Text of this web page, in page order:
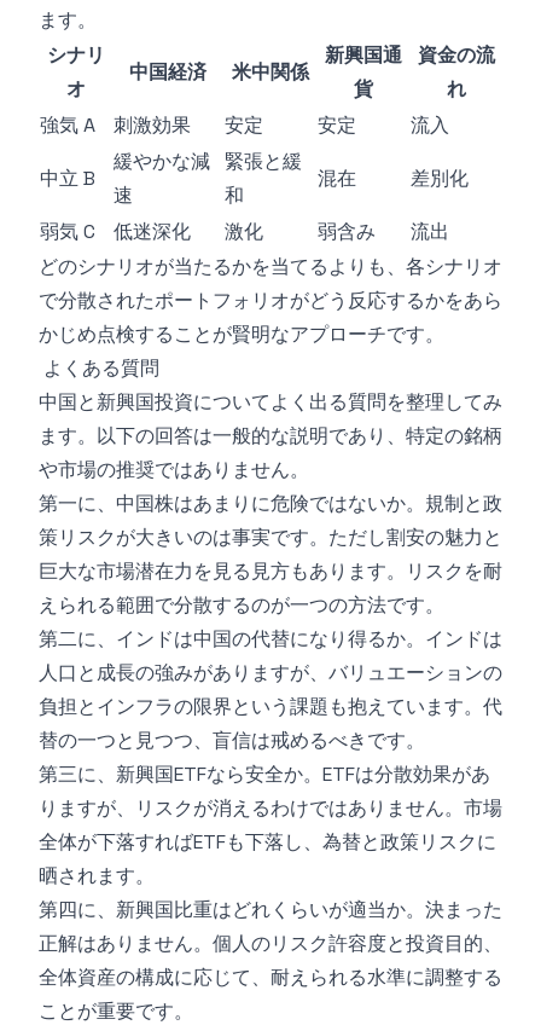
ます。
シナリ
オ
中国経済 米中関係
新興国通
貨
資金の流
れ
強気 A
刺激効果 安定 安定 流入
中立 B
緩やかな減
速
緊張と緩
和
混在 差別化
弱気 C 低迷深化 激化 弱含み
流出
どのシナリオが当たるかを当てるよりも、各シナリオ
で分散されたポートフォリオがどう反応するかをあら
かじめ点検することが賢明なアプローチです。
よくある質問
中国と新興国投資についてよく出る質問を整理してみ
ます。以下の回答は一般的な説明であり、特定の銘柄
や市場の推奨ではありません。
第一に、中国株はあまりに危険ではないか。規制と政
策リスクが大きいのは事実です。ただし割安の魅力と
巨大な市場潜在力を見る見方もあります。リスクを耐
えられる範囲で分散するのが一つの方法です。
第二に、インドは中国の代替になり得るか。インドは
人口と成長の強みがありますが、バリュエーションの
負担とインフラの限界という課題も抱えています。代
替の一つと見つつ、盲信は戒めるべきです。
第三に、新興国ETFなら安全か。ETFは分散効果があ
りますが、リスクが消えるわけではありません。市場
全体が下落すればETFも下落し、為替と政策リスクに
晒されます。
第四に、新興国比重はどれくらいが適当か。決まった
正解はありません。個人のリスク許容度と投資目的、
全体資産の構成に応じて、耐えられる水準に調整する
ことが重要です。